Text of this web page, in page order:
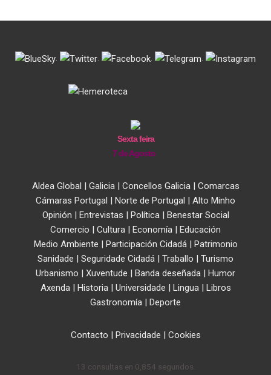
. . . .
Sexta feira
7 de Agosto
Aldea Global | Galicia| Concellos Galicia| Comarcas
Cámaras Portugal | Norte de Portugal | Alto Minho
Opinión | Entrevistas | Política| Benestar Social
Comercio | Cultura | Economía | Educación
Medio Ambiente | Participación Cidadá| Patrimonio
Sanidade | Seguridade Cidadá | Traballo | Turismo
Urbanismo | Xuventude | Banda deseñada | Humor
Axenda| Historia| Universidade | Lingua| Libros
Gastronomía | Deporte
Contacto | Privacidade | Cookies
13 consultas en 0,854 segundos.